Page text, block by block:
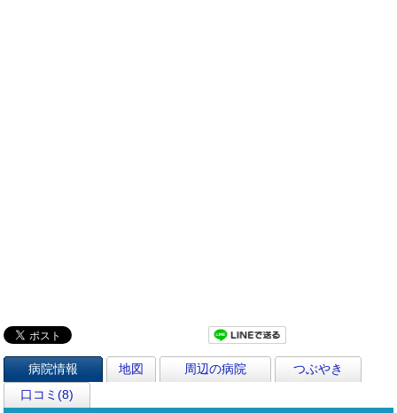
病院情報 地図 周辺の病院
つぶやき
口コミ(8)